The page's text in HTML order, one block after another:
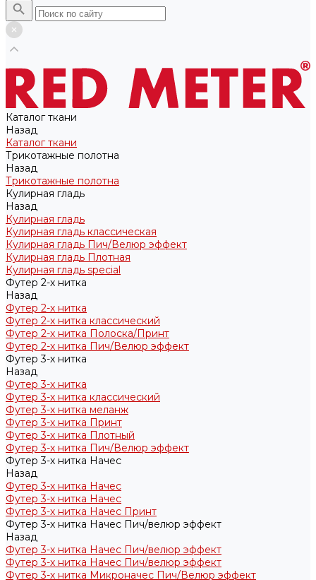
Каталог ткани
Назад
Каталог ткани
Трикотажные полотна
Назад
Трикотажные полотна
Кулирная гладь
Назад
Кулирная гладь
Кулирная гладь классическая
Кулирная гладь Пич/Велюр эффект
Кулирная гладь Плотная
Кулирная гладь special
Футер 2-х нитка
Назад
Футер 2-х нитка
Футер 2-х нитка классический
Футер 2-х нитка Полоска/Принт
Футер 2-х нитка Пич/Велюр эффект
Футер 3-х нитка
Назад
Футер 3-х нитка
Футер 3-х нитка классический
Футер 3-х нитка меланж
Футер 3-х нитка Принт
Футер 3-х нитка Плотный
Футер 3-х нитка Пич/Велюр эффект
Футер 3-х нитка Начес
Назад
Футер 3-х нитка Начес
Футер 3-х нитка Начес
Футер 3-х нитка Начес Принт
Футер 3-х нитка Начес Пич/велюр эффект
Назад
Футер 3-х нитка Начес Пич/велюр эффект
Футер 3-х нитка Начес Пич/велюр эффект
Футер 3-х нитка Микроначес Пич/Велюр эффект